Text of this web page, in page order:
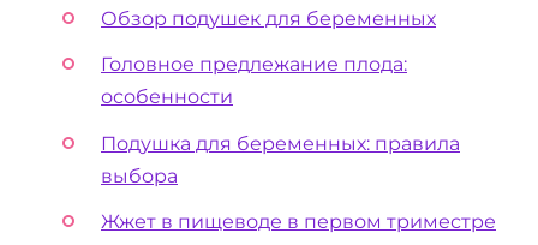
Обзор подушек для беременных
Головное предлежание плода:
особенности
Подушка для беременных: правила
выбора
Жжет в пищеводе в первом триместре